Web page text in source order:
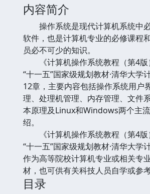
内容简介
操作系统是现代计算机系统中
软件，也是计算机专业的必修课程
员必不可少的知识。
《计算机操作系统教程（第4版
“十一五”国家级规划教材·清华大学
12章，主要内容包括操作系统用户
理、处理机管理、内存管理、文件
本原理及Linux和Windows两个主
绍。
《计算机操作系统教程（第4版
“十一五”国家级规划教材·清华大学
作为高等院校计算机专业或相关专
材，也可供有关科技人员自学或参考
目录